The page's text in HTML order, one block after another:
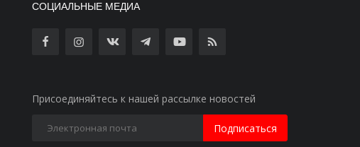
СОЦИАЛЬНЫЕ МЕДИА
Присоединяйтесь к нашей рассылке новостей
Подписаться